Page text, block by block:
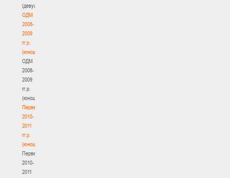
(девушки)
ОДМ
2008-
2009
гг.р.
(юноши)
ОДМ
2008-
2009
гг.р.
(юноши)
Первенство
2010-
2011
гг.р.
(юноши)
Первенство
2010-
2011